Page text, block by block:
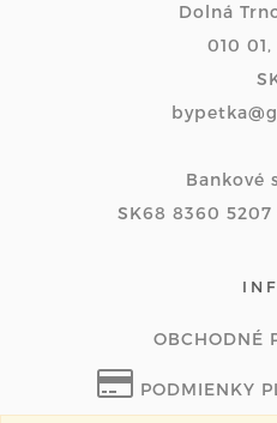
Dolná
010
Bankové
SK68 8360 5207
OBCHODNÉ
PODMIENKY